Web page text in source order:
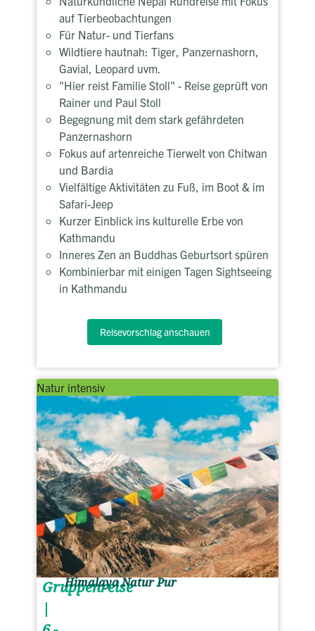
auf Tierbeobachtungen
Für Natur- und Tierfans
Wildtiere hautnah: Tiger, Panzernashorn,
Gavial, Leopard uvm.
"Hier reist Familie Stoll" - Reise geprüft von
Rainer und Paul Stoll
Begegnung mit dem stark gefährdeten
Panzernashorn
Fokus auf artenreiche Tierwelt von Chitwan
und Bardia
Vielfältige Aktivitäten zu Fuß, im Boot & im
Safari-Jeep
Kurzer Einblick ins kulturelle Erbe von
Kathmandu
Inneres Zen an Buddhas Geburtsort spüren
Kombinierbar mit einigen Tagen Sightseeing
in Kathmandu
Reisevorschlag anschauen
Natur intensiv
Gruppenreise
|
Himalaya Natur Pur